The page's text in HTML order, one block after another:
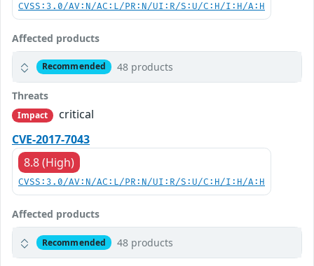
CVSS:3.0/AV:N/AC:L/PR:N/UI:R/S:U/C:H/I:H/A:H
Affected products
Recommended 48 products
Threats
Impact
critical
CVE-2017-7043
8.8 (High)
CVSS:3.0/AV:N/AC:L/PR:N/UI:R/S:U/C:H/I:H/A:H
Affected products
Recommended 48 products